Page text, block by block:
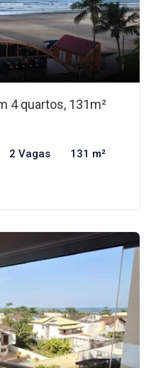
4 quartos, 131m²
2 Vagas 131 m²